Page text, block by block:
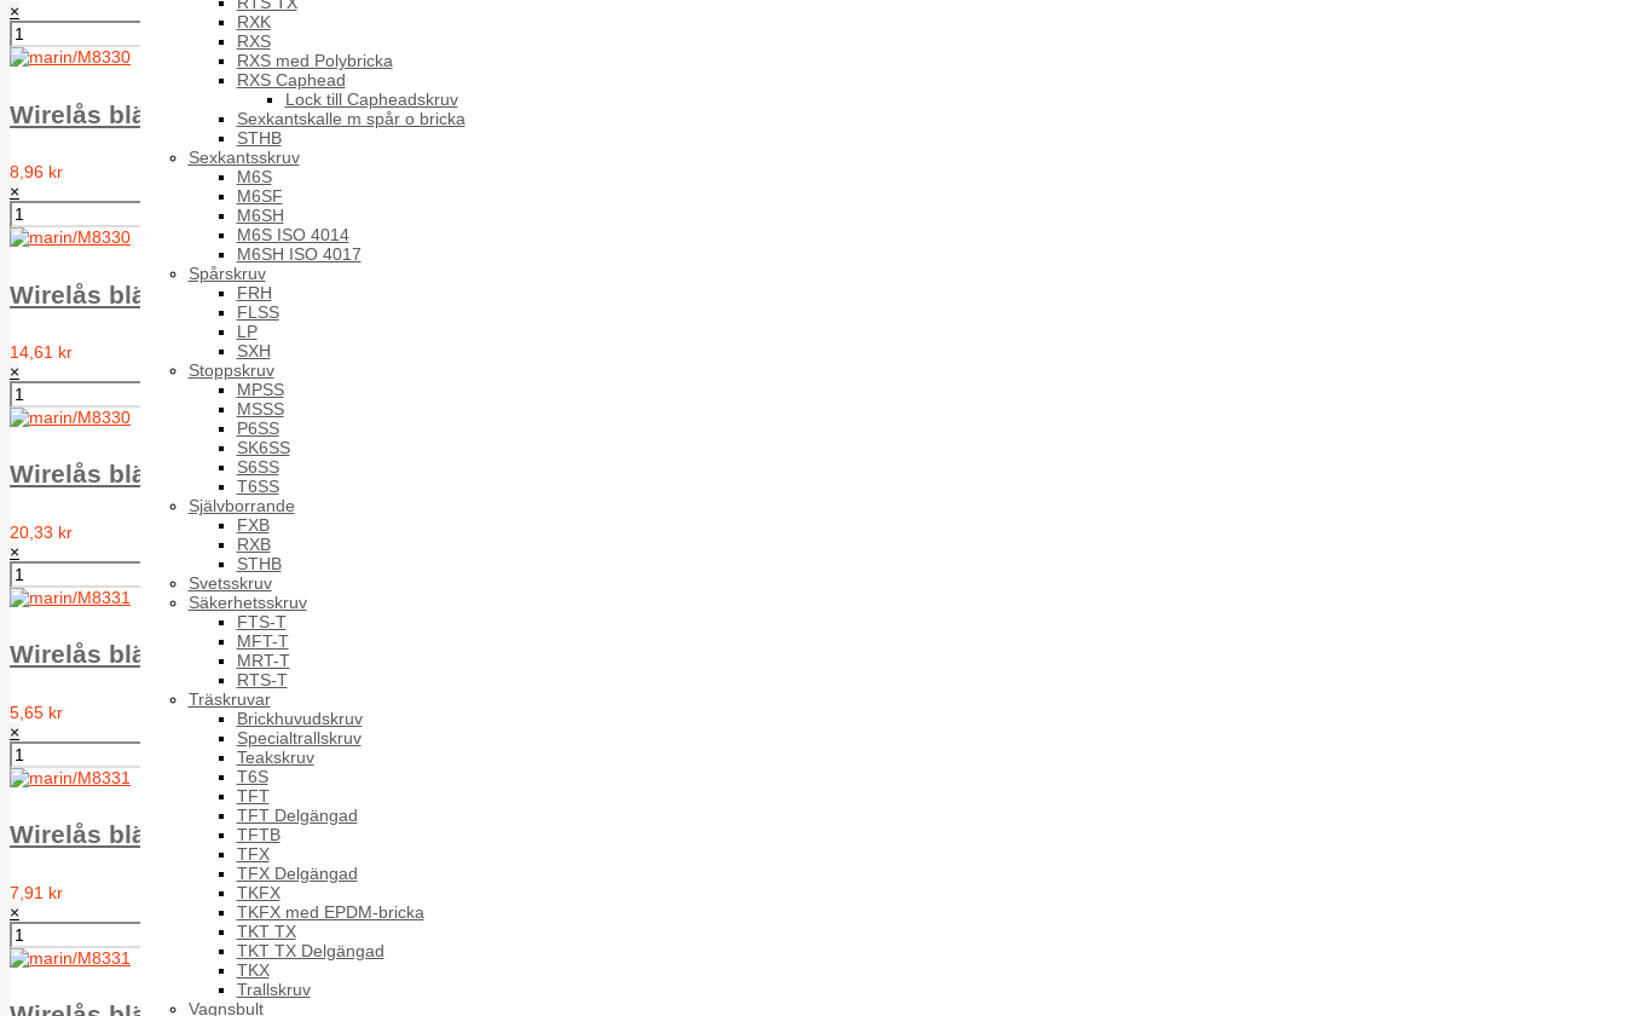
RXK
RXS
RXS med Polybricka
RXS Caphead
Lock till Capheadskruv
Sexkantskalle m spår o bricka
STHB
Sexkantsskruv
M6S
M6SF
M6SH
M6S ISO 4014
M6SH ISO 4017
Spårskruv
FRH
FLSS
LP
SXH
Stoppskruv
MPSS
MSSS
P6SS
SK6SS
S6SS
T6SS
Självborrande
FXB
RXB
STHB
Svetsskruv
Säkerhetsskruv
FTS-T
MFT-T
MRT-T
RTS-T
Träskruvar
Brickhuvudskruv
Specialtrallskruv
Teakskruv
T6S
TFT
TFT Delgängad
TFTB
TFX
TFX Delgängad
TKFX
TKFX med EPDM-bricka
TKT TX
TKT TX Delgängad
TKX
Trallskruv
Vagnsbult
×
Wirelås bläck Simplex D= 5 mm, A4
8,96 kr
×
Wirelås bläck Simplex D= 6 mm, A4
14,61 kr
×
Wirelås bläck Simplex D= 8 mm, A4
20,33 kr
×
Wirelås bläck Duplex D= 2 mm, A4
5,65 kr
×
Wirelås bläck Duplex D= 3 mm, A4
7,91 kr
×